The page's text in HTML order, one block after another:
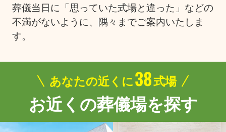
葬儀当日に「思っていた式場と違った」などの
不満がないように、隅々までご案内いたしま
す。
あなたの近くに38式場
お近くの葬儀場を探す